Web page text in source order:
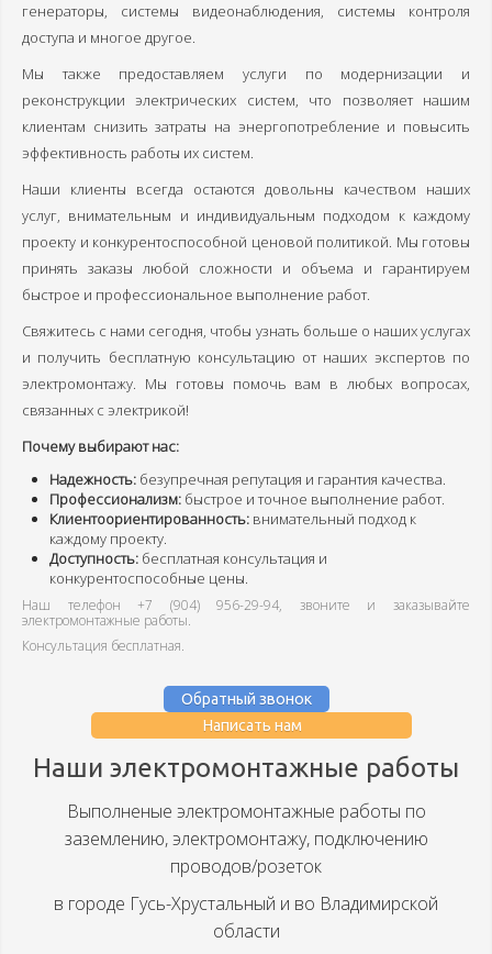
Прайс-Лист
Политика обработки персональных данных
Наши специалисты
Наша гарантия
Наши цены
Фотогалерея
г. Гусь-Хрустальный
г. Владимир
г. Александров
г. Ковров
г. Муром
г. Суздаль
генераторы, системы видеонаблюдения, системы контроля
доступа и многое другое.
Мы также предоставляем услуги по модернизации и
реконструкции электрических систем, что позволяет нашим
клиентам снизить затраты на энергопотребление и повысить
эффективность работы их систем.
Наши клиенты всегда остаются довольны качеством наших
услуг, внимательным и индивидуальным подходом к каждому
проекту и конкурентоспособной ценовой политикой. Мы готовы
принять заказы любой сложности и объема и гарантируем
быстрое и профессиональное выполнение работ.
Свяжитесь с нами сегодня, чтобы узнать больше о наших услугах
и получить бесплатную консультацию от наших экспертов по
электромонтажу. Мы готовы помочь вам в любых вопросах,
связанных с электрикой!
Почему выбирают нас:
Надежность: безупречная репутация и гарантия качества.
Профессионализм: быстрое и точное выполнение работ.
Клиентоориентированность: внимательный подход к
каждому проекту.
Доступность: бесплатная консультация и
конкурентоспособные цены.
Наш телефон +7 (904) 956-29-94, звоните и заказывайте
электромонтажные работы.
Консультация бесплатная.
Обратный звонок
Написать нам
Наши электромонтажные работы
Выполненые электромонтажные работы по
заземлению, электромонтажу, подключению
проводов/розеток
в городе Гусь-Хрустальный и во Владимирской
области